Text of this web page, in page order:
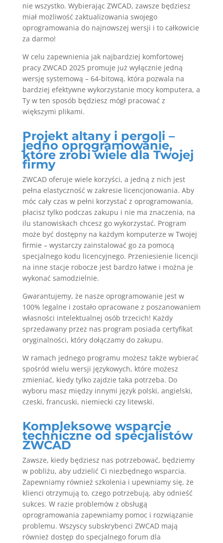
nie wszystko. Wybierając ZWCAD, zawsze będziesz
miał możliwość zaktualizowania swojego
oprogramowania do najnowszej wersji i to całkowicie
za darmo!
W celu zapewnienia jak najbardziej komfortowej
pracy ZWCAD 2025 promuje już wyłącznie jedną
wersję systemową – 64-bitową, która pozwala na
bardziej efektywne wykorzystanie mocy komputera, a
Ty w ten sposób będziesz mógł pracować z
większymi plikami.
Projekt altany i pergoli –
jedno oprogramowanie,
które zrobi wiele dla Twojej
firmy
ZWCAD oferuje wiele korzyści, a jedną z nich jest
pełna elastyczność w zakresie licencjonowania. Aby
móc cały czas w pełni korzystać z oprogramowania,
płacisz tylko podczas zakupu i nie ma znaczenia, na
ilu stanowiskach chcesz go wykorzystać. Program
może być dostępny na każdym komputerze w Twojej
firmie – wystarczy zainstalować go za pomocą
specjalnego kodu licencyjnego. Przeniesienie licencji
na inne stacje robocze jest bardzo łatwe i można je
wykonać samodzielnie.
Gwarantujemy, że nasze oprogramowanie jest w
100% legalne i zostało opracowane z poszanowaniem
własności intelektualnej osób trzecich! Każdy
sprzedawany przez nas program posiada certyfikat
oryginalności, który dołączamy do zakupu.
W ramach jednego programu możesz także wybierać
spośród wielu wersji językowych, które możesz
zmieniać, kiedy tylko zajdzie taka potrzeba. Do
wyboru masz między innymi język polski, angielski,
czeski, francuski, niemiecki czy litewski.
Kompleksowe wsparcie
techniczne od specjalistów
ZWCAD
Zawsze, kiedy będziesz nas potrzebować, będziemy
w pobliżu, aby udzielić Ci niezbędnego wsparcia.
Zapewniamy również szkolenia i upewniamy się, że
klienci otrzymują to, czego potrzebują, aby odnieść
sukces. W razie problemów z obsługą
oprogramowania zapewniamy pomoc i rozwiązanie
problemu. Wszyscy subskrybenci ZWCAD mają
również dostęp do specjalnego forum dla